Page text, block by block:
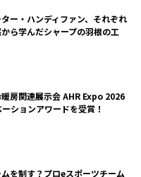
ー・ハンディファン、それぞれ
ら学んだシャープの羽根の工
房関連展示会 AHR Expo 2026
ションアワードを受賞！
を制す？プロeスポーツチーム